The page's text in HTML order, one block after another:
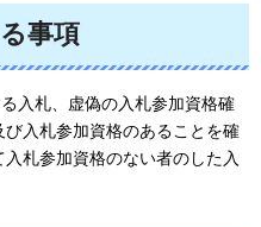
事項
入札、虚偽の入札参加資格確
入札参加資格のあることを確
札参加資格のない者のした入